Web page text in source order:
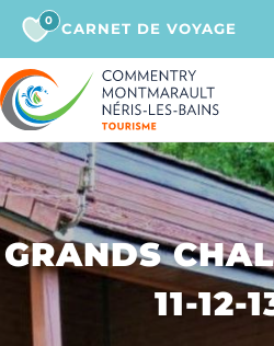
0 CARNET DE VOYAGE
GRANDS
11-12-